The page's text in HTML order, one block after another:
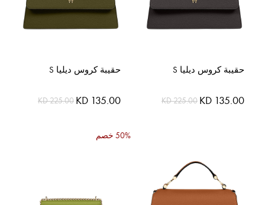
حقيبة كروس ديليا S
السعر
الخاص
KD 135.00
KD 225.00
حقيبة كروس ديليا S
السعر
الخاص
KD 135.00
KD 225.00
50% خصم